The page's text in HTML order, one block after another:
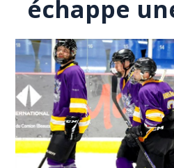
échappe